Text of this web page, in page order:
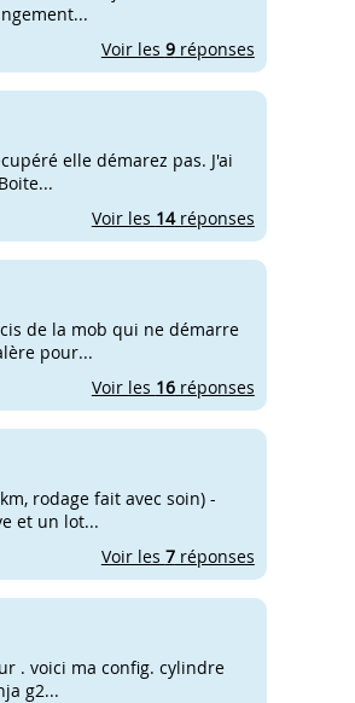
Voir les 9réponses
elle démarez pas. J'ai
Voir les 14réponses
de la mob qui ne démarre
pour...
Voir les 16réponses
rodage fait avec soin) -
et un lot...
Voir les 7réponses
. voici ma config. cylindre
g2...